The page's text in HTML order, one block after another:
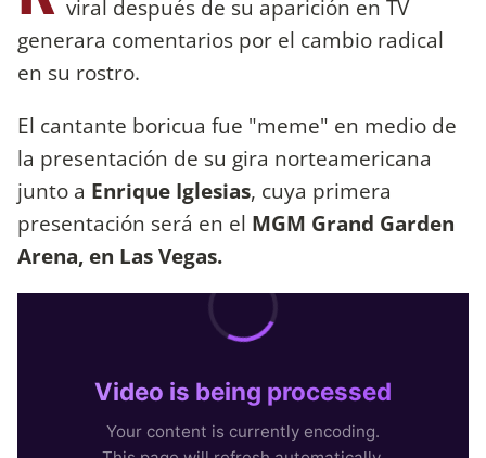
viral después de su aparición en TV
generara comentarios por el cambio radical
en su rostro.
El cantante boricua fue "meme" en medio de
la presentación de su gira norteamericana
junto a Enrique Iglesias, cuya primera
presentación será en el MGM Grand Garden
Arena, en Las Vegas.